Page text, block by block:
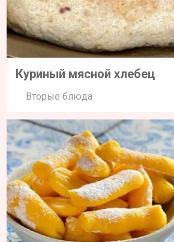
Куриный мясной хлебец
Вторые блюда